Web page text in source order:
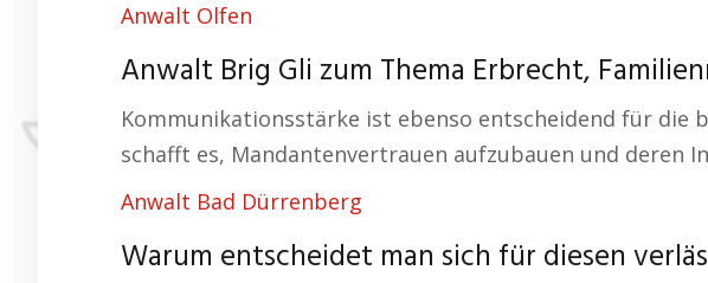
Anwalt Olfen
Anwalt Brig Gli zum Thema Erbrecht,
Kommunikationsstärke ist ebenso entscheidend für die
schafft es, Mandantenvertrauen aufzubauen und deren
Anwalt Bad Dürrenberg
Warum entscheidet man sich für diesen